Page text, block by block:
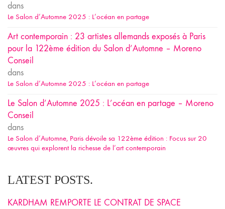
dans
Le Salon d’Automne 2025 : L’océan en partage
Art contemporain : 23 artistes allemands exposés à Paris
pour la 122ème édition du Salon d’Automne – Moreno
Conseil
dans
Le Salon d’Automne 2025 : L’océan en partage
Le Salon d’Automne 2025 : L’océan en partage – Moreno
Conseil
dans
Le Salon d’Automne, Paris dévoile sa 122ème édition : Focus sur 20
œuvres qui explorent la richesse de l’art contemporain
LATEST POSTS.
KARDHAM REMPORTE LE CONTRAT DE SPACE